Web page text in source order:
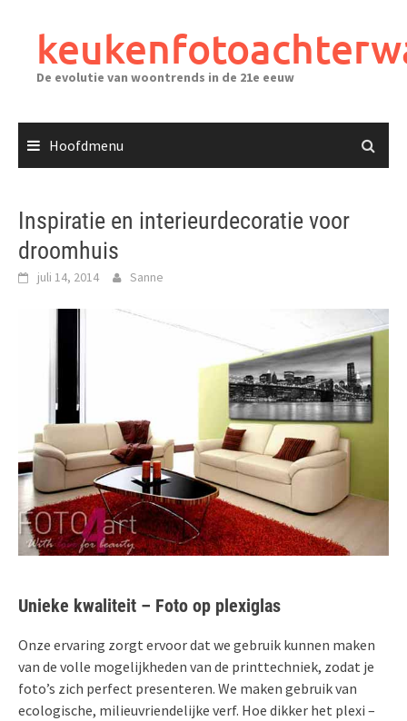
inhoudDe evolutie van woontrends in de 21e eeuw
Hoofdmenu
Inspiratie en interieurdecoratie voor
droomhuis
juli 14, 2014 Sanne
Unieke kwaliteit – Foto op plexiglas
Onze ervaring zorgt ervoor dat we gebruik kunnen maken
van de volle mogelijkheden van de printtechniek, zodat je
foto’s zich perfect presenteren. We maken gebruik van
ecologische, milieuvriendelijke verf. Hoe dikker het plexi –